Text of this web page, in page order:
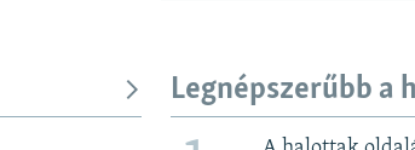
Legnépszerűbb a